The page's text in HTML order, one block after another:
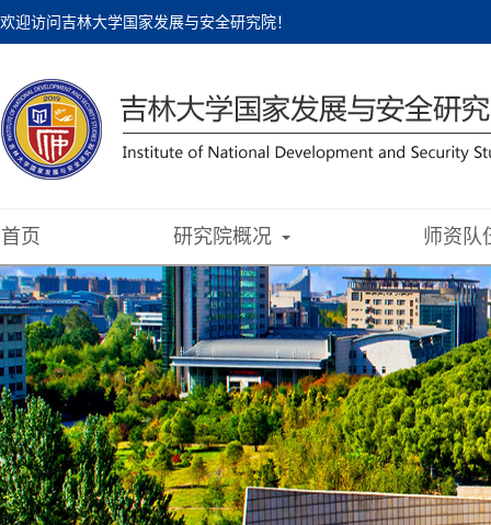
欢迎访问吉林大学国家发展与安全研究院！
首页 研究院概况 师资队